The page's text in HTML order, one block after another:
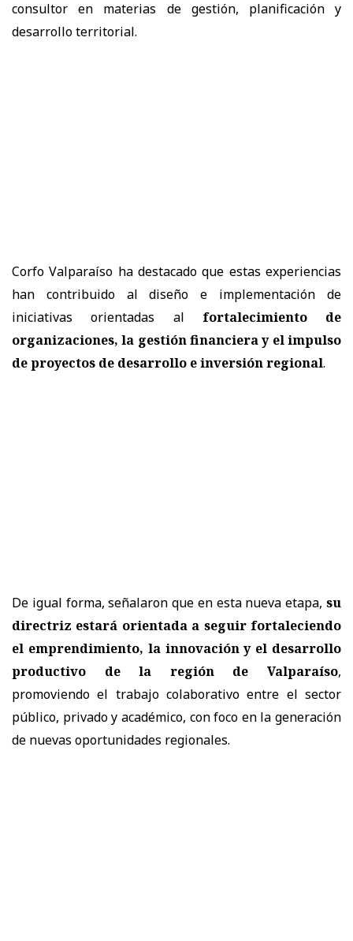
consultor en materias de gestión, planificación y
desarrollo territorial.
Corfo Valparaíso ha destacado que estas experiencias
han contribuido al diseño e implementación de
iniciativas orientadas al fortalecimiento de
organizaciones, la gestión financiera y el impulso
de proyectos de desarrollo e inversión regional.
De igual forma, señalaron que en esta nueva etapa, su
directriz estará orientada a seguir fortaleciendo
el emprendimiento, la innovación y el desarrollo
productivo de la región de Valparaíso,
promoviendo el trabajo colaborativo entre el sector
público, privado y académico, con foco en la generación
de nuevas oportunidades regionales.